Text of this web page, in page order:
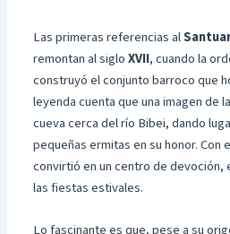
Las primeras referencias al
remontan al sigloXVII, cuando la
construyó el conjunto barroco que
leyenda cuenta que una imagen de
cueva cerca del río Bibei, dando
pequeñas ermitas en su honor. Con
convirtió en un centro de devoción,
las fiestas estivales.
Lo fascinante es que, pese a su